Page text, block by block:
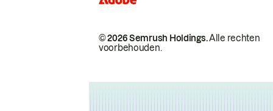
© 2026 Semrush Holdings.Alle rechten
voorbehouden.